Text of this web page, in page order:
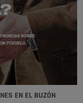
EN EL BUZÓN